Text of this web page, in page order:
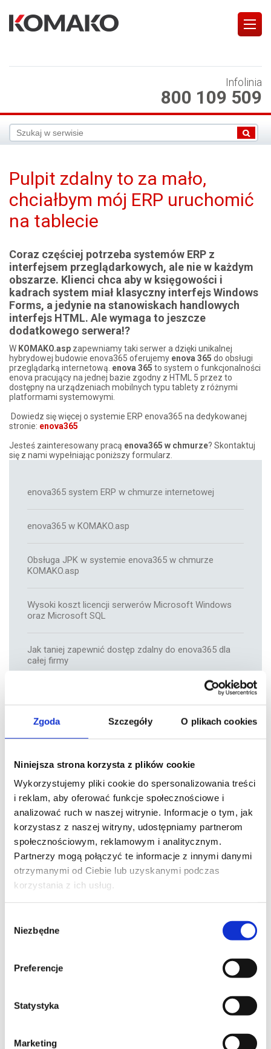
Zgoda Szczegóły O plikach cookies
Niniejsza strona korzysta z plików cookie
Wykorzystujemy pliki cookie do spersonalizowania treści
i reklam, aby oferować funkcje społecznościowe i
analizować ruch w naszej witrynie. Informacje o tym, jak
korzystasz z naszej witryny, udostępniamy partnerom
społecznościowym, reklamowym i analitycznym.
Partnerzy mogą połączyć te informacje z innymi danymi
otrzymanymi od Ciebie lub uzyskanymi podczas
korzystania z ich usług.
zgody
Niezbędne
Preferencje
Statystyka
Marketing
Infolinia
800 109 509
Pulpit zdalny to za mało,
chciałbym mój ERP uruchomić
na tablecie
Coraz częściej potrzeba systemów ERP z
interfejsem przeglądarkowych, ale nie w każdym
obszarze. Klienci chca aby w księgowości i
kadrach system miał klasyczny interfejs Windows
Forms, a jedynie na stanowiskach handlowych
interfejs HTML. Ale wymaga to jeszcze
dodatkowego serwera!?
W KOMAKO.asp zapewniamy taki serwer a dzięki unikalnej
hybrydowej budowie enova365 oferujemy enova 365 do obsługi
przeglądarką internetową. enova 365 to system o funkcjonalności
enova pracujący na jednej bazie zgodny z HTML 5 przez to
dostępny na urządzeniach mobilnych typu tablety z różnymi
platformami systemowymi.
Dowiedz się więcej o systemie ERP enova365 na dedykowanej
stronie: enova365
Jesteś zainteresowany pracą enova365 w chmurze? Skontaktuj
się z nami wypełniając poniższy formularz.
enova365 system ERP w chmurze internetowej
enova365 w KOMAKO.asp
Obsługa JPK w systemie enova365 w chmurze
KOMAKO.asp
Wysoki koszt licencji serwerów Microsoft Windows
oraz Microsoft SQL
Jak taniej zapewnić dostęp zdalny do enova365 dla
całej firmy
uruchomić na tablecie
Trzy interfejsy systemu ERP enova365
Brak inwestycji w "żelastwo" i niższe koszty obsługi
informatycznej
Szybkie i sprawne drukowanie
enova365